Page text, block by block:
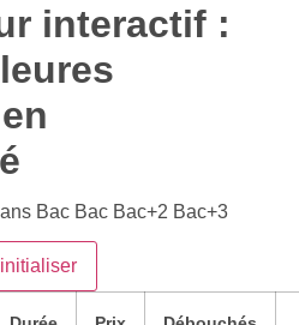
interactif :
Bac Bac Bac+2 Bac+3